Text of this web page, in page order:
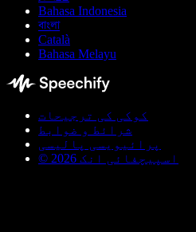
Bahasa Indonesia
বাংলা
Català
Bahasa Melayu
کوکی کی ترجیحات
شرائط و ضوابط
پرائیویسی پالیسی
© اسپیچفائی انک 2026